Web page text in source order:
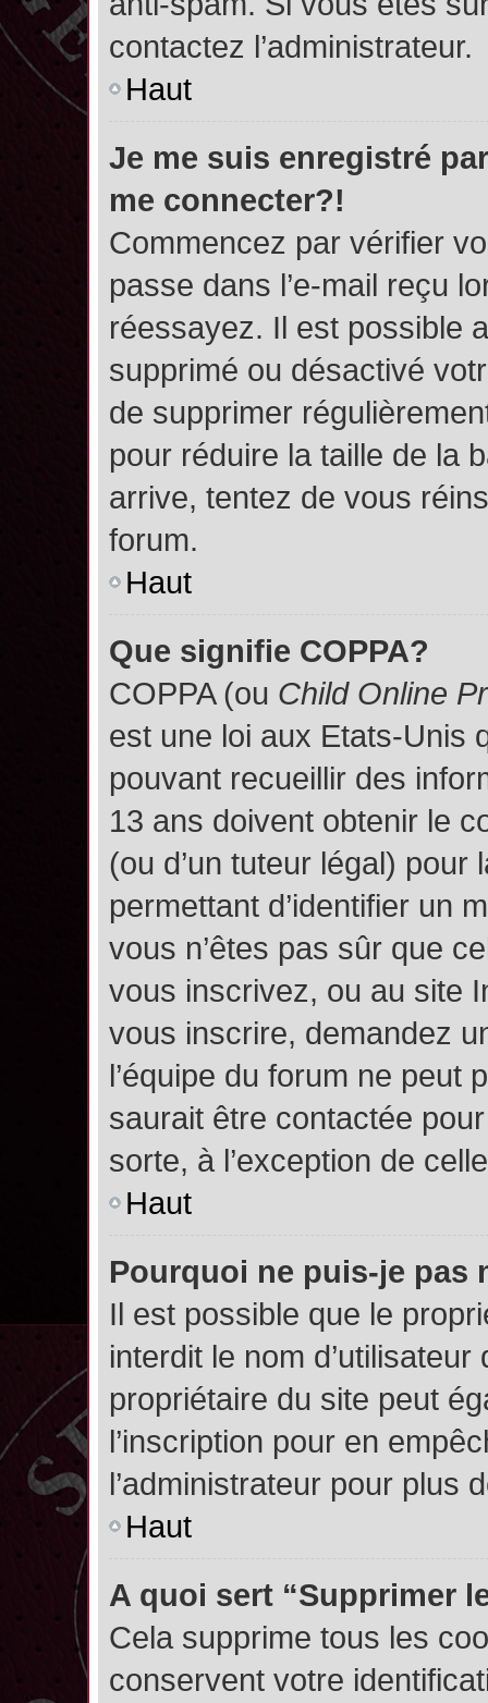
contactez l’administrateur.
Haut
Je me suis enregistré
me connecter?!
Commencez par vérifier
passe dans l’e-mail reçu
réessayez. Il est possible
supprimé ou désactivé
de supprimer
pour réduire la taille de la
arrive, tentez de vous
forum.
Haut
Que signifie COPPA?
COPPA (ou Child Online
est une loi aux Etats-Unis
pouvant recueillir des
13 ans doivent obtenir le
(ou d’un tuteur légal)
permettant d’identifier un
vous n’êtes pas sûr que
vous inscrivez, ou au site
vous inscrire, demandez
l’équipe du forum ne peut
saurait être contactée
sorte, à l’exception de
Haut
Pourquoi ne puis-je pas
Il est possible que le
interdit le nom
propriétaire du site peut
l’inscription pour en
l’administrateur pour plus
Haut
A quoi sert “Supprimer
Cela supprime tous les
conservent votre